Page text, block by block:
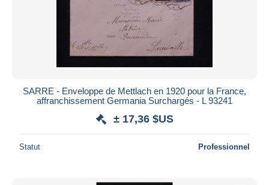
SARRE - Enveloppe de Mettlach en 1920 pour la France,
affranchissement Germania Surchargés - L 93241
± 17,36 $US
Statut Professionnel